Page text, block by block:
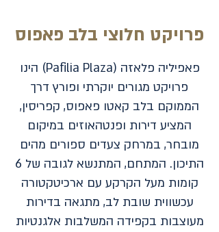
פרויקט חלוצי בלב פאפוס
פאפיליה פלאזה (Pafilia Plaza) הינו
פרויקט מגורים יוקרתי ופורץ דרך
הממוקם בלב קאטו פאפוס, קפריסין,
המציע דירות ופנטהאוזים במיקום
מובחר, במרחק צעדים ספורים מהים
התיכון. המתחם, המתנשא לגובה של 6
קומות מעל הקרקע עם ארכיטקטורה
עכשווית שובת לב, מתגאה בדירות
מעוצבות בקפידה המשלבות אלגנטיות